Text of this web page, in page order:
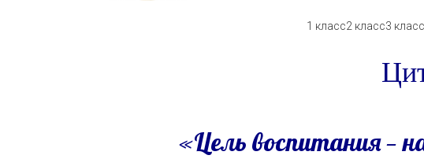
1 класс2 класс3 класс
«Цель воспитания —